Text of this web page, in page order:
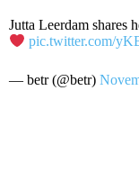
Jutta Leerdam shares
pic.twitter.com/
— betr (@betr)